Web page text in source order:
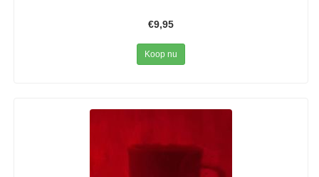
€9,95
Koop nu